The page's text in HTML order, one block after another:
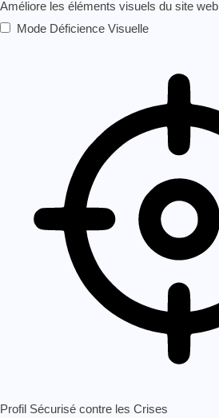
Améliore les éléments visuels du site web
Mode Déficience Visuelle
Profil Sécurisé contre les Crises